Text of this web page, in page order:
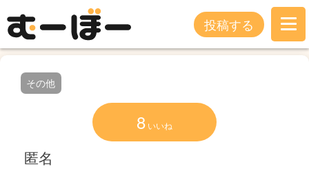
投稿する
その他
8 いいね
匿名